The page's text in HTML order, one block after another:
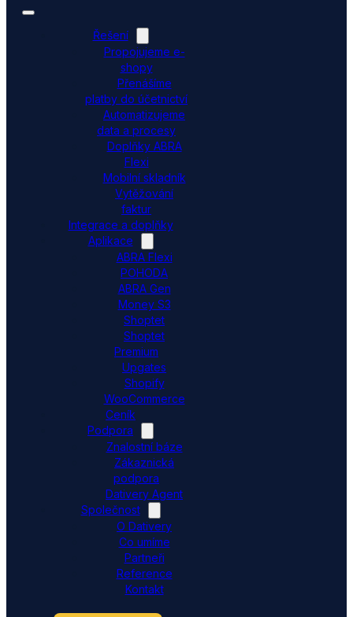
Řešení
Propojujeme e-
shopy
Přenášíme
platby do účetnictví
Automatizujeme
data a procesy
Doplňky ABRA
Flexi
Mobilní skladník
Vytěžování
faktur
Integrace a doplňky
Aplikace
ABRA Flexi
POHODA
ABRA Gen
Money S3
Shoptet
Shoptet
Premium
Upgates
Shopify
WooCommerce
Ceník
Podpora
Znalostní báze
Zákaznická
podpora
Dativery Agent
Společnost
O Dativery
Co umíme
Partneři
Reference
Kontakt